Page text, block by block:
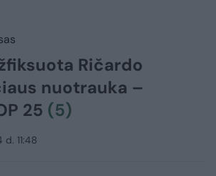
Ričardo
nuotrauka –
25 (5)
11:48